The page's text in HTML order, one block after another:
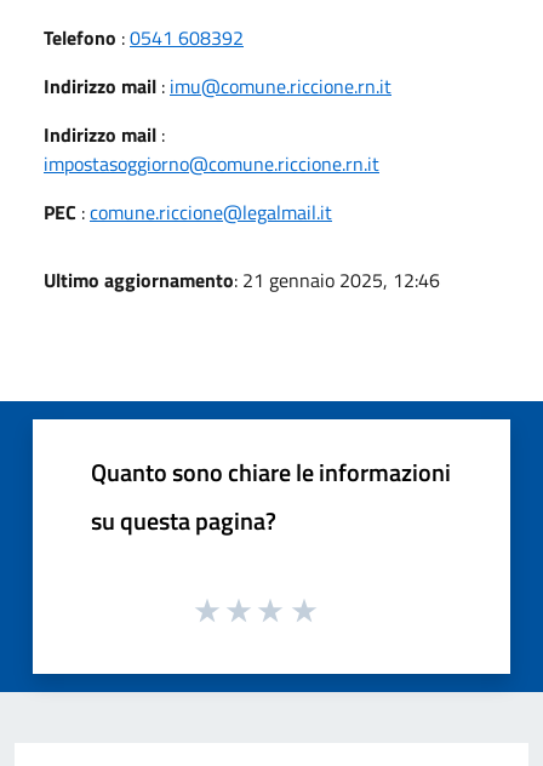
Telefono :0541 608392
Indirizzo mail : imu@comune.riccione.rn.it
Indirizzo mail :
impostasoggiorno@comune.riccione.rn.it
PEC :comune.riccione@legalmail.it
Ultimo aggiornamento: 21 gennaio 2025, 12:46
Quanto sono chiare le informazioni
su questa pagina?